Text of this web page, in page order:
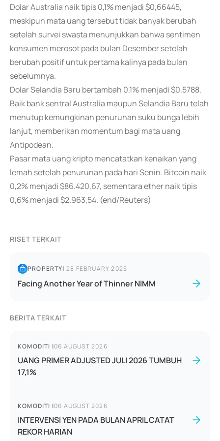
Dolar Australia naik tipis 0,1% menjadi $0,66445,
meskipun mata uang tersebut tidak banyak berubah
setelah survei swasta menunjukkan bahwa sentimen
konsumen merosot pada bulan Desember setelah
berubah positif untuk pertama kalinya pada bulan
sebelumnya.
Dolar Selandia Baru bertambah 0,1% menjadi $0,5788.
Baik bank sentral Australia maupun Selandia Baru telah
menutup kemungkinan penurunan suku bunga lebih
lanjut, memberikan momentum bagi mata uang
Antipodean.
Pasar mata uang kripto mencatatkan kenaikan yang
lemah setelah penurunan pada hari Senin. Bitcoin naik
0,2% menjadi $86.420,67, sementara ether naik tipis
0,6% menjadi $2.963,54. (end/Reuters)
RISET TERKAIT
PROPERTY|28 FEBRUARY 2025
Facing Another Year of Thinner NIMM
BERITA TERKAIT
KOMODITI |06 AUGUST 2026
UANG PRIMER ADJUSTED JULI 2026 TUMBUH
17,1%
KOMODITI |06 AUGUST 2026
INTERVENSI YEN PADA BULAN APRIL CATAT
REKOR HARIAN